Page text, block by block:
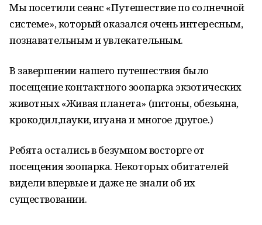
Мы посетили сеанс «Путешествие по солнечной
системе», который оказался очень интересным,
познавательным и увлекательным.
В завершении нашего путешествия было
посещение контактного зоопарка экзотических
животных «Живая планета» (питоны, обезьяна,
крокодил,пауки, игуана и многое другое.)
Ребята остались в безумном восторге от
посещения зоопарка. Некоторых обитателей
видели впервые и даже не знали об их
существовании.